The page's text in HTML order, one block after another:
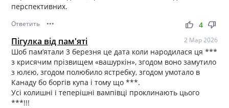
перспективних.
Ответить ••• thumb_up thumb_down
4
Пігулка від пам'яті 2 Мар 2026
Шоб пам’ятали 3 березня це дата коли народилася ця ***
з крисячим прізвищем «вашуркін», згодом воно замутило
з юлєю, згодом полюбило ястребку, згодом умотало в
Канаду бо боргів купа і тому що ***.
Усі колишні і теперішні вампівці проклинають цього
***!!!